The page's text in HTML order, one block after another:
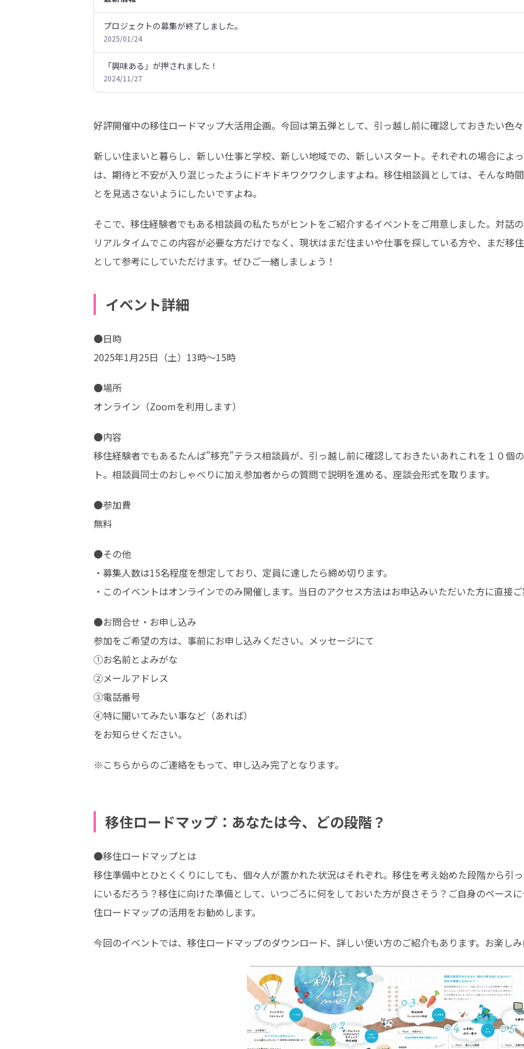
プロジェクトの募集が終了しました。
2025/01/24
「興味ある」が押されました！
2024/11/27
好評開催中の移住ロードマップ大活用企画。今回は第五弾として、引っ越し前に確認しておきたい色々
新しい住まいと暮らし、新しい仕事と学校、新しい地域での、新しいスタート。それぞれの場合によ
は、期待と不安が入り混じったようにドキドキワクワクしますよね。移住相談員としては、そんな時
とを見逃さないようにしたいですよね。
そこで、移住経験者でもある相談員の私たちがヒントをご紹介するイベントをご用意しました。対話
リアルタイムでこの内容が必要な方だけでなく、現状はまだ住まいや仕事を探している方や、まだ移
として参考にしていただけます。ぜひご一緒しましょう！
イベント詳細
●日時
2025年1月25日（土）13時～15時
●場所
オンライン（Zoomを利用します）
●内容
移住経験者でもあるたんば”移充”テラス相談員が、引っ越し前に確認しておきたいあれこれを１０個
ト。相談員同士のおしゃべりに加え参加者からの質問で説明を進める、座談会形式を取ります。
●参加費
無料
●その他
・募集人数は15名程度を想定しており、定員に達したら締め切ります。
・このイベントはオンラインでのみ開催します。当日のアクセス方法はお申込みいただいた方に直接ご
●お問合せ・お申し込み
参加をご希望の方は、事前にお申し込みください。メッセージにて
①お名前とよみがな
②メールアドレス
③電話番号
④特に聞いてみたい事など（あれば）
をお知らせください。
※こちらからのご連絡をもって、申し込み完了となります。
移住ロードマップ：あなたは今、どの段階？
●移住ロードマップとは
移住準備中とひとくくりにしても、個々人が置かれた状況はそれぞれ。移住を考え始めた段階から引
にいるだろう？移住に向けた準備として、いつごろに何をしておいた方が良さそう？ご自身のペース
住ロードマップの活用をお勧めします。
今回のイベントでは、移住ロードマップのダウンロード、詳しい使い方のご紹介もあります。お楽しみ